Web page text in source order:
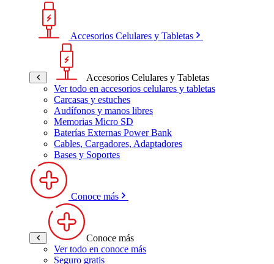
Accesorios Celulares y Tabletas
Accesorios Celulares y Tabletas
Ver todo en accesorios celulares y tabletas
Carcasas y estuches
Audífonos y manos libres
Memorias Micro SD
Baterías Externas Power Bank
Cables, Cargadores, Adaptadores
Bases y Soportes
Conoce más
Conoce más
Ver todo en conoce más
Seguro gratis